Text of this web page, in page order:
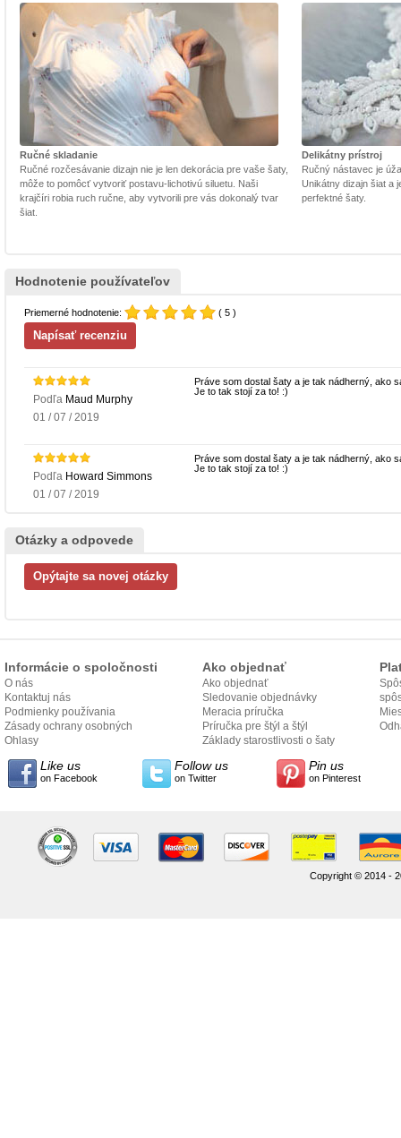
Ručné skladanie
Ručné rozčesávanie dizajn nie je len dekorácia pre vaše šaty,
môže to pomôcť vytvoriť postavu-lichotivú siluetu. Naši
krajčíri robia ruch ručne, aby vytvorili pre vás dokonalý tvar
šiat.
Delikátny prístroj
Ručný nástavec je
Unikátny dizajn šiat a
perfektné šaty.
Hodnotenie používateľov
Priemerné hodnotenie: ( 5 )
Podľa Maud Murphy
01 / 07 / 2019
Práve som dostal šaty a je tak nádherný, ako
Je to tak stojí za to! :)
Podľa Howard Simmons
01 / 07 / 2019
Práve som dostal šaty a je tak nádherný, ako
Je to tak stojí za to! :)
Otázky a odpovede
Informácie o spoločnosti
O nás
Kontaktuj nás
Podmienky používania
Zásady ochrany osobných
údajov
Ohlasy
Ako objednať
Ako objednať
Sledovanie objednávky
Meracia príručka
Príručka pre štýl a štýl
Základy starostlivosti o šaty
Like us
on Facebook
Follow us
on Twitter
Pin us
on Pinterest
Copyright © 2014 -